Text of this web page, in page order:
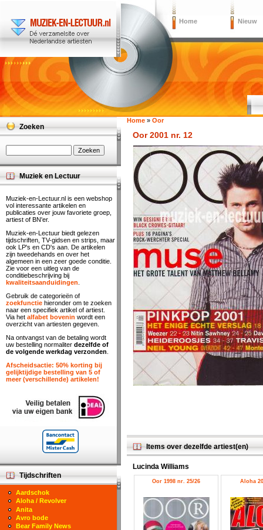
Home Nieuw
Home » Oor
Oor 2001 nr. 12
Items over dezelfde artiest(en)
Lucinda Williams
Oor 1998 nr. 25/26 Aloha
Zoeken
Muziek en Lectuur
Muziek-en-Lectuur.nl is een webshop
vol interessante artikelen en
publicaties over jouw favoriete groep,
artiest of BN'er.
Muziek-en-Lectuur biedt gelezen
tijdschriften, TV-gidsen en strips, maar
ook LP's en CD's aan. De artikelen
zijn tweedehands en over het
algemeen in een zeer goede conditie.
Zie voor een uitleg van de
conditiebeschrijving bij
kwaliteitsaanduidingen
Gebruik de categorieën of
zoekfunctie hieronder om te zoeken
naar een specifiek artikel of artiest.
Via het alfabet bovenin wordt een
overzicht van artiesten gegeven.
Na ontvangst van de betaling wordt
uw bestelling normaliter dezelfde of
de volgende werkdag verzonden
Afscheidsactie: 50% korting bij
gelijktijdige bestelling van 5 of
meer (verschillende) artikelen!
Tijdschriften
Aardschok
Aloha / Revolver
Anita
Avro bode
Bear Family News